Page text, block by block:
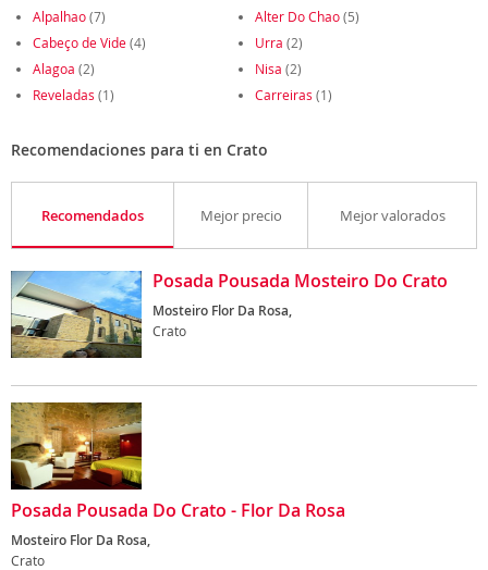
Alpalhao(7) Alter Do Chao(5)
Cabeço de Vide(4) Urra (2)
Alagoa (2) Nisa (2)
Reveladas (1) Carreiras (1)
Recomendaciones para ti en Crato
Recomendados Mejor precio Mejor valorados
Posada Pousada Mosteiro Do Crato
Mosteiro Flor Da Rosa,
Crato
Posada Pousada Do Crato - Flor Da Rosa
Mosteiro Flor Da Rosa,
Crato